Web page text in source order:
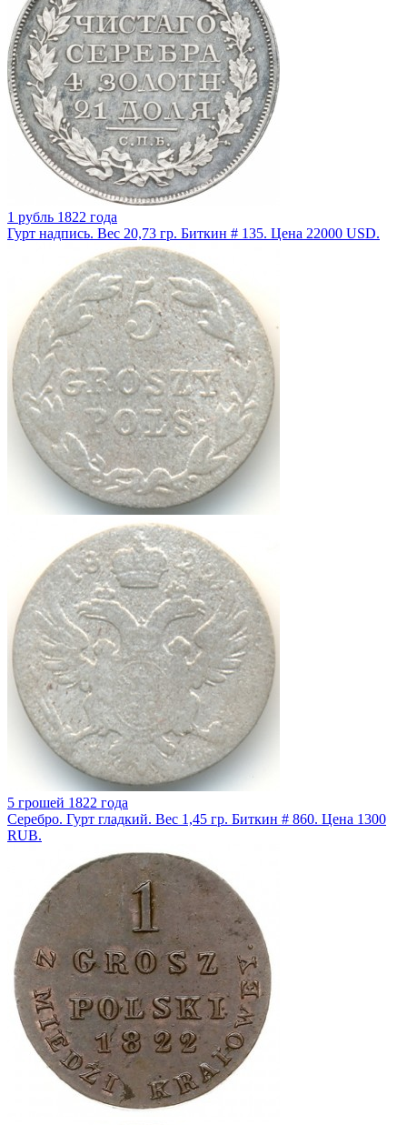
1 рубль 1822 года
Гурт надпись. Вес 20,73 гр. Биткин # 135. Цена 22000 USD.
5 грошей 1822 года
Серебро. Гурт гладкий. Вес 1,45 гр. Биткин # 860. Цена 1300
RUB.